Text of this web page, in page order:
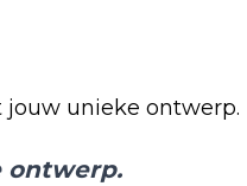
unieke ontwerp.
ontwerp.